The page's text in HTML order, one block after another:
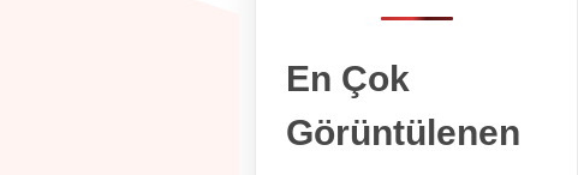
En Çok
Görüntülenen